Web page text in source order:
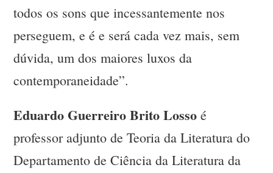
todos os sons que incessantemente nos
perseguem, e é e será cada vez mais, sem
dúvida, um dos maiores luxos da
contemporaneidade”.
Eduardo Guerreiro Brito Losso é
professor adjunto de Teoria da Literatura do
Departamento de Ciência da Literatura da